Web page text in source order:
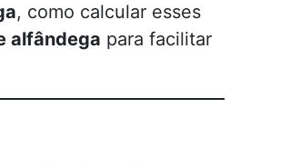
, como calcular esses
alfândega para facilitar